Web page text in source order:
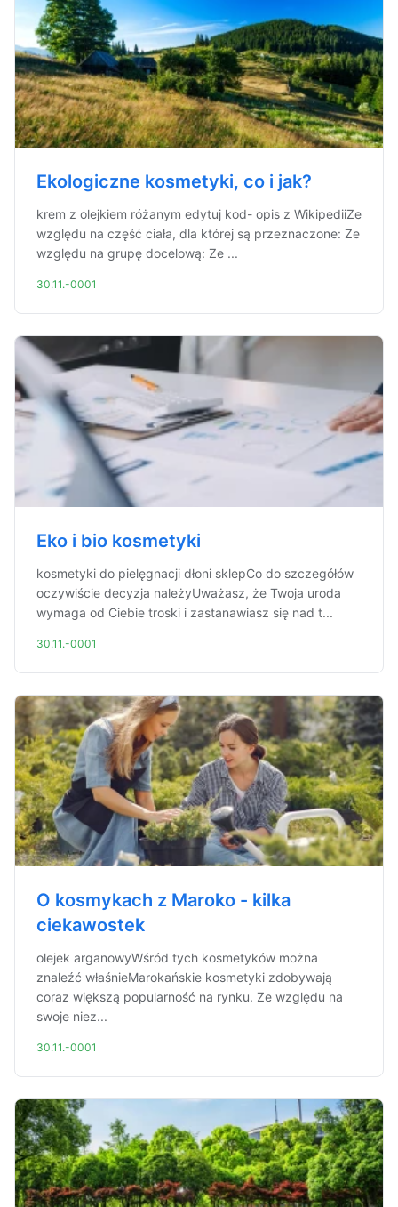
Ekologiczne kosmetyki, co i jak?
krem z olejkiem różanym edytuj kod- opis z WikipediiZe
względu na część ciała, dla której są przeznaczone: Ze
względu na grupę docelową: Ze ...
30.11.-0001
Eko i bio kosmetyki
kosmetyki do pielęgnacji dłoni sklepCo do szczegółów
oczywiście decyzja należyUważasz, że Twoja uroda
wymaga od Ciebie troski i zastanawiasz się nad t...
30.11.-0001
O kosmykach z Maroko - kilka
ciekawostek
olejek arganowyWśród tych kosmetyków można
znaleźć właśnieMarokańskie kosmetyki zdobywają
coraz większą popularność na rynku. Ze względu na
swoje niez...
30.11.-0001